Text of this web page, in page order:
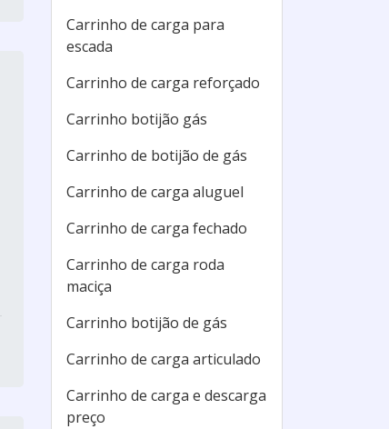
Carrinho de carga para
escada
Carrinho de carga reforçado
Carrinho botijão gás
Carrinho de botijão de gás
Carrinho de carga aluguel
Carrinho de carga fechado
Carrinho de carga roda
maciça
Carrinho botijão de gás
Carrinho de carga articulado
Carrinho de carga e descarga
preço